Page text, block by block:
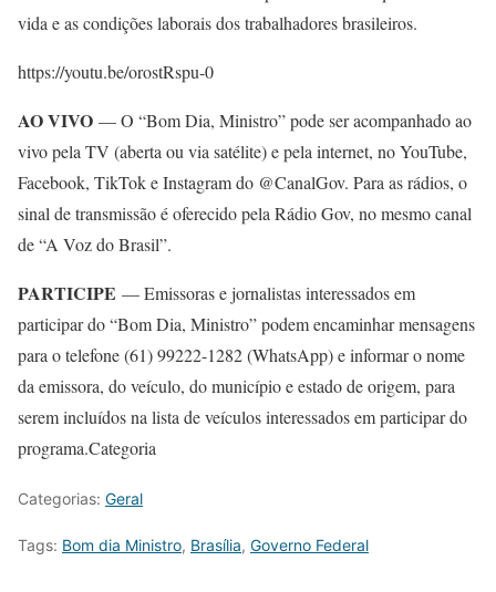
vida e as condições laborais dos trabalhadores brasileiros.
https://youtu.be/orostRspu-0
AO VIVO — O “Bom Dia, Ministro” pode ser acompanhado ao
vivo pela TV (aberta ou via satélite) e pela internet, no YouTube,
Facebook, TikTok e Instagram do @CanalGov. Para as rádios, o
sinal de transmissão é oferecido pela Rádio Gov, no mesmo canal
de “A Voz do Brasil”.
PARTICIPE — Emissoras e jornalistas interessados em
participar do “Bom Dia, Ministro” podem encaminhar mensagens
para o telefone (61) 99222-1282 (WhatsApp) e informar o nome
da emissora, do veículo, do município e estado de origem, para
serem incluídos na lista de veículos interessados em participar do
programa.Categoria
Categorias: Geral
Tags: Bom dia Ministro, Brasília, Governo Federal